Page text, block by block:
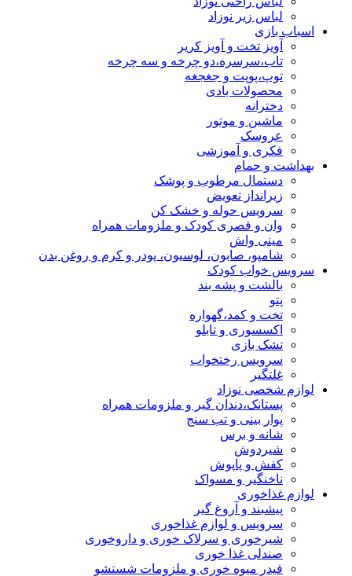
لباس زیر نوزاد
اسباب بازی
آویز تخت و آویز کریر
تاب،سرسره،دو چرخه و سه چرخه
توپ،پوپت و جغجغه
محصولات بادی
دخترانه
ماشین و موتور
عروسک
فکری و آموزشی
بهداشت و حمام
دستمال مرطوب و پوشک
زیرانداز تعویض
سرویس حوله و خشک کن
وان و قصری کودک و ملزومات همراه
مینی واش
شامپو، صابون، لوسیون، پودر و کرم و روغن بدن
سرویس خواب کودک
بالشت و پشه بند
پتو
تخت و کمد،گهواره
اکسسوری و تابلو
تشک بازی
سرویس رختخواب
غلتگیر
لوازم شخصی نوزاد
پستانک،دندان گیر و ملزومات همراه
پوار بینی و تب سنج
شانه و برس
شیردوش
کفش و پاپوش
ناخنگیر و مسواک
لوازم غذاخوری
پیشبند و آروغ گیر
سرویس و لوازم غذاخوری
شیرخوری و سرلاک خوری و داروخوری
صندلی غذا خوری
فیدر میوه خوری و ملزومات شستشو